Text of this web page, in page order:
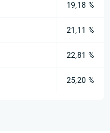
19,18 %
21,11 %
22,81 %
25,20 %